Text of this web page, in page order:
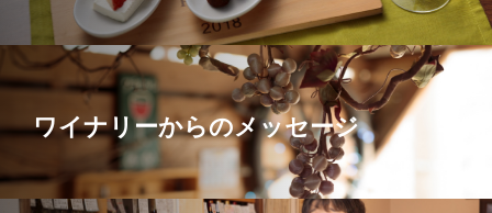
ワイナリーからのメッセージ